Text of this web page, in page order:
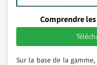
Comprendre
Sur la base de la